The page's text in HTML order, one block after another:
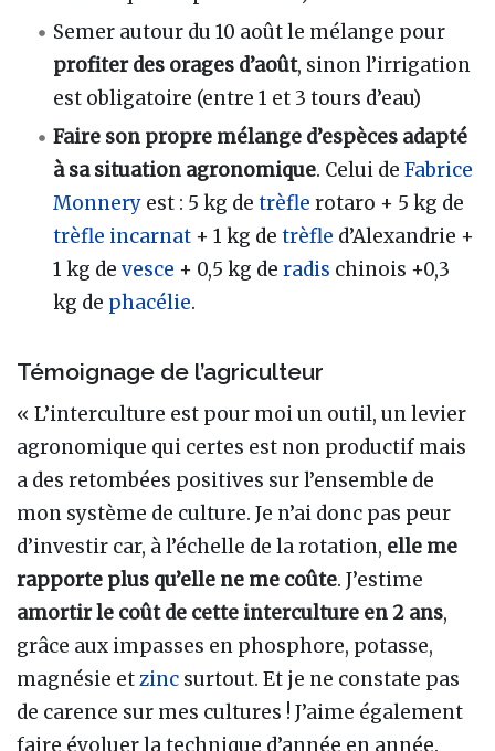
Semer autour du 10 août le mélange pour
profiter des orages d’août, sinon l’irrigation
est obligatoire (entre 1 et 3 tours d’eau)
Faire son propre mélange d’espèces adapté
à sa situation agronomique. Celui deFabrice
Monnery est : 5 kg detrèfle rotaro + 5 kg de
trèfle incarnat + 1 kg detrèfle d’Alexandrie +
1 kg devesce + 0,5 kg deradis chinois +0,3
kg de phacélie.
Témoignage de l’agriculteur
« L’interculture est pour moi un outil, un levier
agronomique qui certes est non productif mais
a des retombées positives sur l’ensemble de
mon système de culture. Je n’ai donc pas peur
d’investir car, à l’échelle de la rotation, elle me
rapporte plus qu’elle ne me coûte. J’estime
amortir le coût de cette interculture en 2 ans,
grâce aux impasses en phosphore, potasse,
magnésie etzinc surtout. Et je ne constate pas
de carence sur mes cultures ! J’aime également
faire évoluer la technique d’année en année.